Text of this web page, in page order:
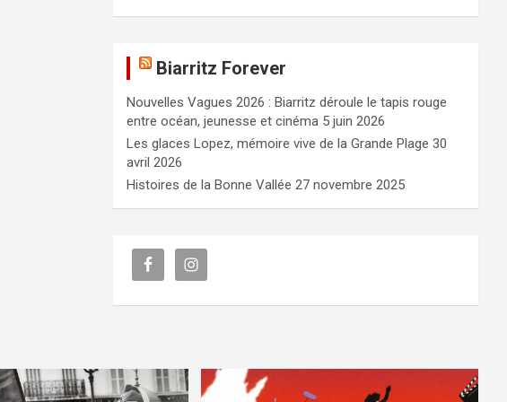
Biarritz Forever
Nouvelles Vagues 2026 : Biarritz déroule le tapis rouge
entre océan, jeunesse et cinéma 5 juin 2026
Les glaces Lopez, mémoire vive de la Grande Plage 30
avril 2026
Histoires de la Bonne Vallée 27 novembre 2025